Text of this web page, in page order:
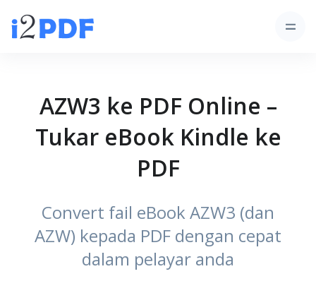
AZW3 ke PDF Online –
Tukar eBook Kindle ke
PDF
Convert fail eBook AZW3 (dan
AZW) kepada PDF dengan cepat
dalam pelayar anda